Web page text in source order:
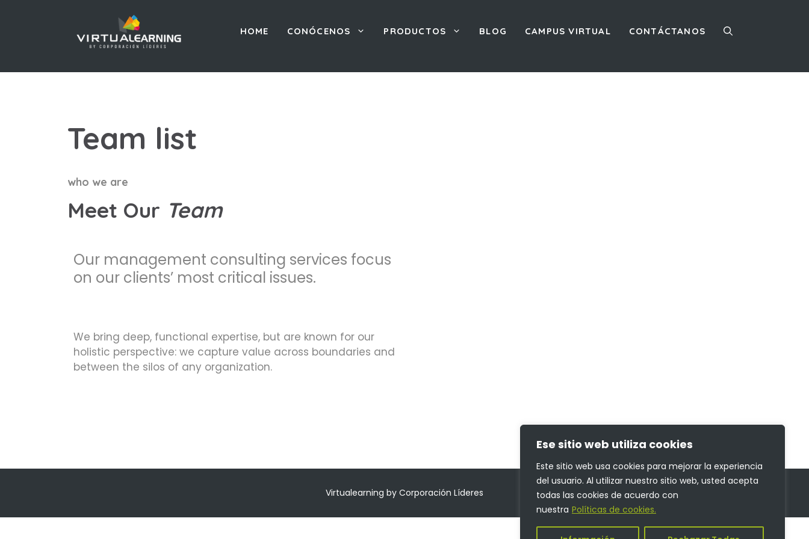
Ese sitio web utiliza cookies
Este sitio web usa cookies para mejorar la experiencia
del usuario. Al utilizar nuestro sitio web, usted acepta
todas las cookies de acuerdo con
nuestra Políticas de cookies.
HOME CONÓCENOS PRODUCTOS BLOG CAMPUS VIRTUAL CONTÁCTANOS
Team list
who we are
Meet Our Team
Our management consulting services focus
on our clients’ most critical issues.
We bring deep, functional expertise, but are known for our
holistic perspective: we capture value across boundaries and
between the silos of any organization.
Virtualearning by Corporación Líderes